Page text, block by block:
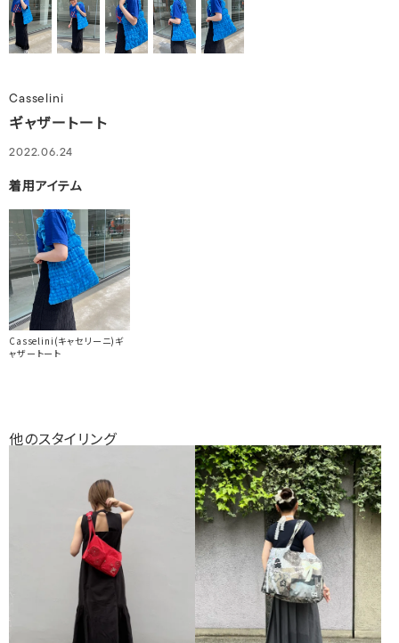
Casselini
ギャザートート
2022.06.24
着用アイテム
Casselini(キャセリーニ)ギ
ャザートート
他のスタイリング